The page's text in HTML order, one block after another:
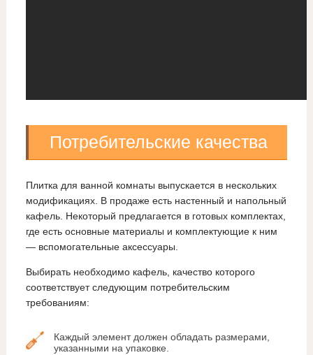
Потребительские качества
Плитка для ванной комнаты выпускается в нескольких
модификациях. В продаже есть настенный и напольный
кафель. Некоторый предлагается в готовых комплектах,
где есть основные материалы и комплектующие к ним
— вспомогательные аксессуары.
Выбирать необходимо кафель, качество которого
соответствует следующим потребительским
требованиям:
Каждый элемент должен обладать размерами,
указанными на упаковке.